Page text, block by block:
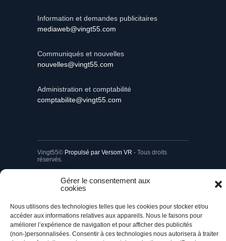
Gérer le consentement aux
cookies
Nous utilisons des technologies telles que les cookies pour stocker et/ou
accéder aux informations relatives aux appareils. Nous le faisons pour
améliorer l’expérience de navigation et pour afficher des publicités
(non-)personnalisées. Consentir à ces technologies nous autorisera à traiter
Information et demandes publicitaires
mediaweb@vingt55.com
Communiqués et nouvelles
nouvelles@vingt55.com
Administration et comptabilité
comptabilite@vingt55.com
Vingt55© Propulsé par Versom VR - Tous droits
réservés.